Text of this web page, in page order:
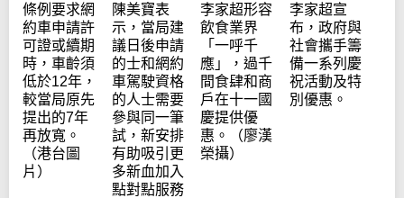
條例要求網
約車申請許
可證或續期
時，車齡須
低於12年，
較當局原先
提出的7年
再放寬。
（港台圖
片）
陳美寶表
示，當局建
議日後申請
的士和網約
車駕駛資格
的人士需要
參與同一筆
試，新安排
有助吸引更
多新血加入
點對點服務
李家超形容
飲食業界
「一呼千
應」，過千
間食肆和商
戶在十一國
慶提供優
惠。（廖漢
榮攝）
李家超宣
布，政府與
社會攜手籌
備一系列慶
祝活動及特
別優惠。